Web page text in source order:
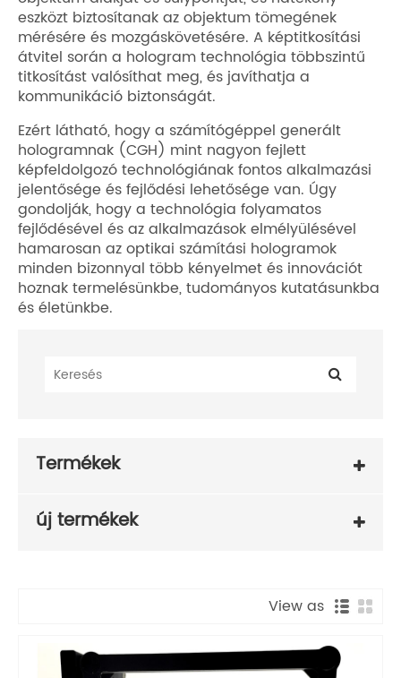
eszközt biztosítanak az objektum tömegének
mérésére és mozgáskövetésére. A képtitkosítási
átvitel során a hologram technológia többszintű
titkosítást valósíthat meg, és javíthatja a
kommunikáció biztonságát.
Ezért látható, hogy a számítógéppel generált
hologramnak (CGH) mint nagyon fejlett
képfeldolgozó technológiának fontos alkalmazási
jelentősége és fejlődési lehetősége van. Úgy
gondolják, hogy a technológia folyamatos
fejlődésével és az alkalmazások elmélyülésével
hamarosan az optikai számítási hologramok
minden bizonnyal több kényelmet és innovációt
hoznak termelésünkbe, tudományos kutatásunkba
és életünkbe.
Termékek
új termékek
View as